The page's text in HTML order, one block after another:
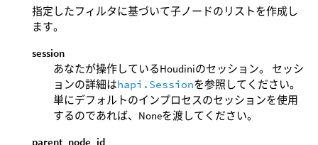
指定したフィルタに基づいて子ノードのリストを作成し
ます。
session
あなたが操作しているHoudiniのセッション。 セッシ
ョンの詳細はhapi.Sessionを参照してください。
単にデフォルトのインプロセスのセッションを使用
するのであれば、Noneを渡してください。
parent_node_id